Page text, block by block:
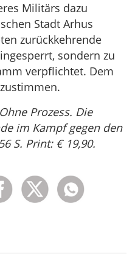
Militärs dazu
Stadt Arhus
zurückkehrende
sondern zu
verpflichtet. Dem
Prozess. Die
im Kampf gegen den
S. Print: € 19,90.